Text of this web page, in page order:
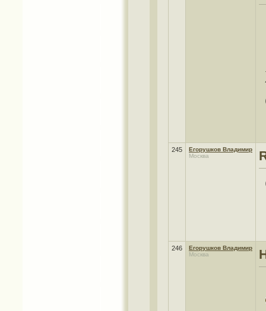
245
Егорушков Владимир
Москва
246
Егорушков Владимир
Москва